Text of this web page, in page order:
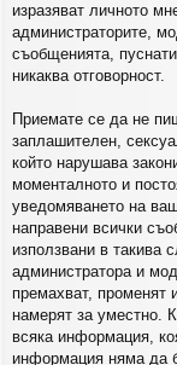
изразяват личното
администраторите,
съобщенията,
никаква отговорност.
Приемате се да не
заплашителен,
който нарушава
моменталното и
уведомяването на
направени всички
използвани в такива
администратора и
премахват, променят
намерят за уместно.
всяка информация,
информация няма да